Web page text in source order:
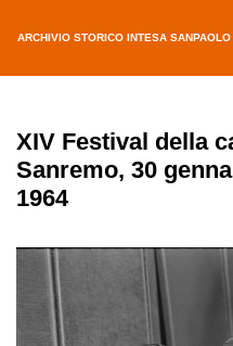
ARCHIVIO STORICO INTESA SANPAOLO
XIV Festival della
Sanremo, 30
1964